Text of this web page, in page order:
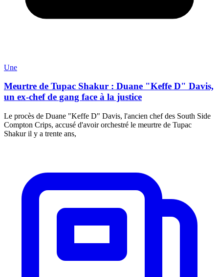
Une
Meurtre de Tupac Shakur : Duane "Keffe D" Davis,
un ex-chef de gang face à la justice
Le procès de Duane "Keffe D" Davis, l'ancien chef des South Side
Compton Crips, accusé d'avoir orchestré le meurtre de Tupac
Shakur il y a trente ans,